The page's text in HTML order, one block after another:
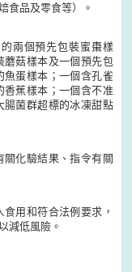
食品及零食等）。
兩個預先包裝蜜棗樣
蘑菇樣本及一個預先包
魚蛋樣本；一個含孔雀
香蕉樣本；一個含不准
腸菌群超標的冰凍甜點
關化驗結果、指令有關
用和符合法例要求，
減低風險。